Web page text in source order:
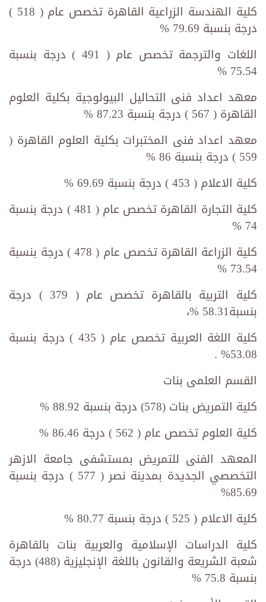
كلية الهندسة الزراعية القاهرة تخصص عام ( 518 )
درجة بنسبة 79.69 %
اللغات والترجمة تخصص عام ( 491 ) درجة بنسبة
75.54 %
معهد اعداد فنى التحاليل البيولوجية بكلية العلوم
القاهرة ( 567 ) درجة بنسبة 87.23 %
معهد اعداد فنى المختبرات بكلية العلوم القاهرة (
559 ) درجة بنسبة 86 %
كلية الاعلام ( 453 ) درجة بنسبة 69.69 %
كلية التجارة القاهرة تخصص عام ( 481 ) درجة بنسبة
74 %
كلية الزراعة القاهرة تخصص عام ( 478 ) درجة بنسبة
73.54 %
كلية التربية بالقاهرة تخصص عام ( 379 ) درجة
بنسبة58.31 %،
كلية اللغة العربية تخصص عام ( 435 ) درجة بنسبة
53.08% .
القسم العلمى بنات
كلية التمريض بنات (578) درجة بنسبة 88.92 %
كلية العلوم تخصص عام ( 562 ) درجة 86.46 %
المعهد الفنى للتمريض بمستشفى جامعة الازهر
التخصصي الجديدة بمدينة نصر ( 577 ) درجة بنسبة
85.69%
كلية الاعلام ( 525 ) درجة بنسبة 80.77 %
كلية الدراسات الإسلامية والعربية بنات بالقاهرة
شعبة الشريعة والقانون باللغة الإنجليزية (488) درجة
بنسبة 75.8 %